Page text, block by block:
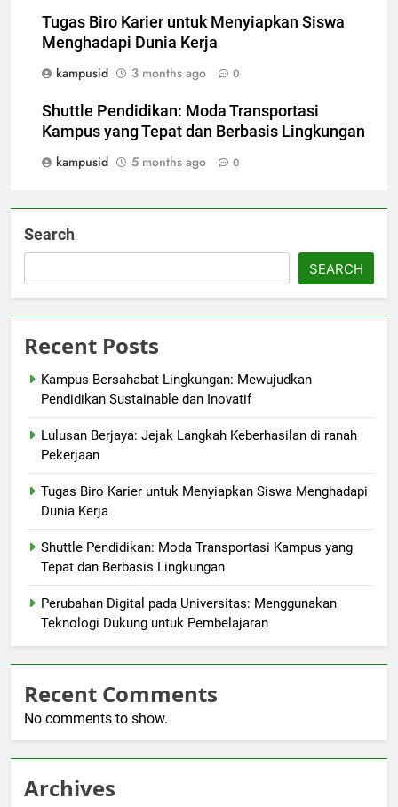
Tugas Biro Karier untuk Menyiapkan Siswa
Menghadapi Dunia Kerja
kampusid
3 months ago 0
Shuttle Pendidikan: Moda Transportasi
Kampus yang Tepat dan Berbasis Lingkungan
kampusid
5 months ago 0
Search
SEARCH
Recent Posts
Kampus Bersahabat Lingkungan: Mewujudkan
Pendidikan Sustainable dan Inovatif
Lulusan Berjaya: Jejak Langkah Keberhasilan di ranah
Pekerjaan
Tugas Biro Karier untuk Menyiapkan Siswa Menghadapi
Dunia Kerja
Shuttle Pendidikan: Moda Transportasi Kampus yang
Tepat dan Berbasis Lingkungan
Perubahan Digital pada Universitas: Menggunakan
Teknologi Dukung untuk Pembelajaran
Recent Comments
No comments to show.
Archives